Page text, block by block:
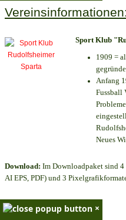
Vereinsinformationen:
Sport Klub
1909 =
Anfang
Fussball
Neues
Download: Im Downloadpaket sind 4
AI EPS, PDF) und 3
×